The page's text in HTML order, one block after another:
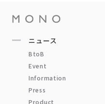
ニュース
BtoB
Event
Information
Press
Product